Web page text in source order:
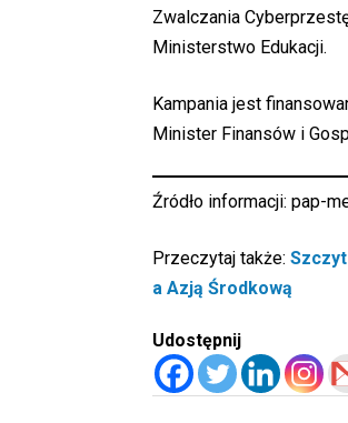
Zwalczania
Ministerstwo Edukacji.
Kampania jest
Minister Finansów i
Źródło informacji: pap-
Przeczytaj także:
a Azją Środkową
Udostępnij